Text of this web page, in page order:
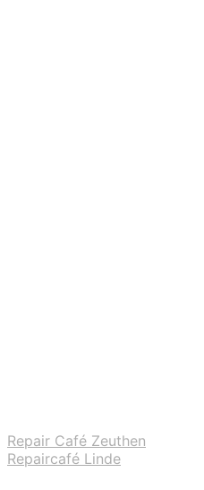
Repair Café Zeuthen
Repaircafé Linde